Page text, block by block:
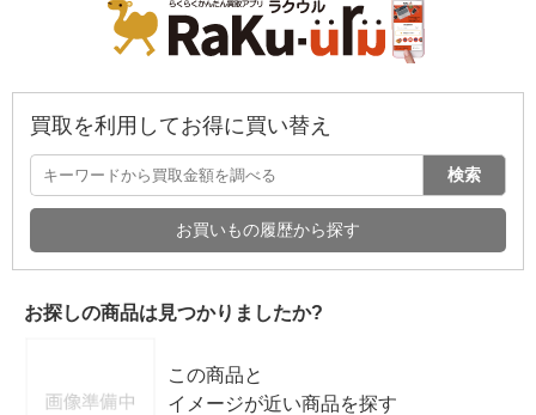
買取を利用してお得に買い替え
検索
お買いもの履歴から探す
お探しの商品は見つかりましたか?
この商品と
イメージが近い商品を探す